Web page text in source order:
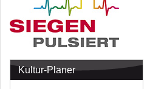
Kultur-Planer